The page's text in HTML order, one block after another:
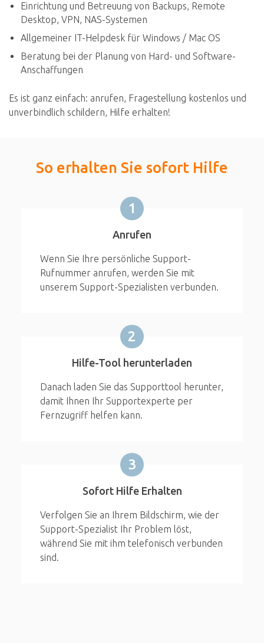
Einrichtung und Betreuung von Backups, Remote
Desktop, VPN, NAS-Systemen
Allgemeiner IT-Helpdesk für Windows / Mac OS
Beratung bei der Planung von Hard- und Software-
Anschaffungen
Es ist ganz einfach: anrufen, Fragestellung kostenlos und
unverbindlich schildern, Hilfe erhalten!
So erhalten Sie sofort Hilfe
1
Anrufen
Wenn Sie Ihre persönliche Support-
Rufnummer anrufen, werden Sie mit
unserem Support-Spezialisten verbunden.
2
Hilfe-Tool herunterladen
Danach laden Sie das Supporttool herunter,
damit Ihnen Ihr Supportexperte per
Fernzugriff helfen kann.
3
Sofort Hilfe Erhalten
Verfolgen Sie an Ihrem Bildschirm, wie der
Support-Spezialist Ihr Problem löst,
während Sie mit ihm telefonisch verbunden
sind.